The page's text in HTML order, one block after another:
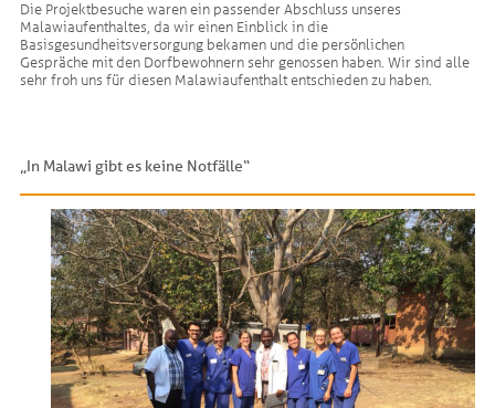
Die Projektbesuche waren ein passender Abschluss unseres
Malawiaufenthaltes, da wir einen Einblick in die
Basisgesundheitsversorgung bekamen und die persönlichen
Gespräche mit den Dorfbewohnern sehr genossen haben. Wir sind alle
sehr froh uns für diesen Malawiaufenthalt entschieden zu haben.
„In Malawi gibt es keine Notfälle“